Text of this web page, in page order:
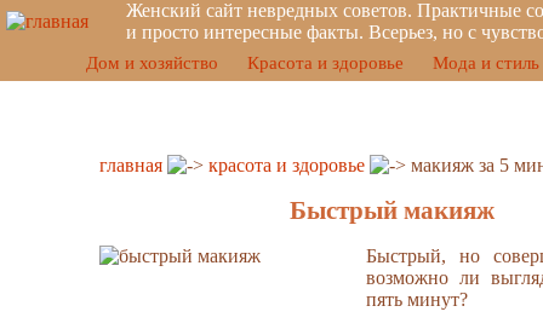
Женский сайт невредных советов. Практичные
и просто интересные факты. Всерьез, но с
Дом и хозяйство Красота и здоровье Мода и стиль
главная красота и здоровье макияж за 5
Быстрый макияж
Быстрый, но
возможно ли
пять минут?